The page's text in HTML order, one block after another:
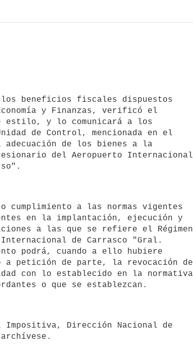
y Finanzas, verificó el
estilo, y lo comunicará a los
de Control, mencionada en el
de los bienes a la
del Aeropuerto Internacional
en la implantación, ejecución y
a las que se refiere el Régimen
de Carrasco "Gral.
podrá, cuando a ello hubiere
petición de parte, la revocación de
con lo establecido en la normativa